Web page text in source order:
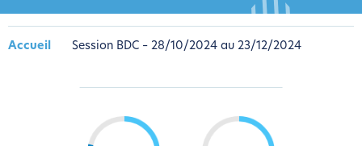
Accueil Session BDC – 28/10/2024 au 23/12/2024